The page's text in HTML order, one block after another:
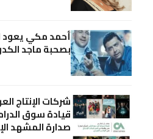
أحمد مكي يعود
بصحبة ماجد
شركات الإنتاج
قيادة سوق
صدارة المشهد